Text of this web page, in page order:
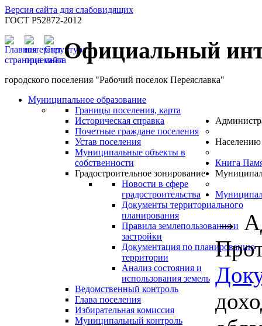
Версия сайта для слабовидящих
ГОСТ Р52872-2012
Официальный
городского поселения "Рабочий поселок Переяславка"
Муниципальное образование
Границы поселения, карта
Историческая справка
Почетные граждане поселения
Устав поселения
Муниципальные объекты в
собственности
Градостроительное зонирование
Новости в сфере
градостроительства
Документы территориального
планирования
Правила землепользования и
застройки
Документация по планированию
территории
Анализ состояния и
использования земель
Ведомственный контроль
Глава поселения
Избирательная комиссия
Муниципальный контроль
Населению
Книга
→